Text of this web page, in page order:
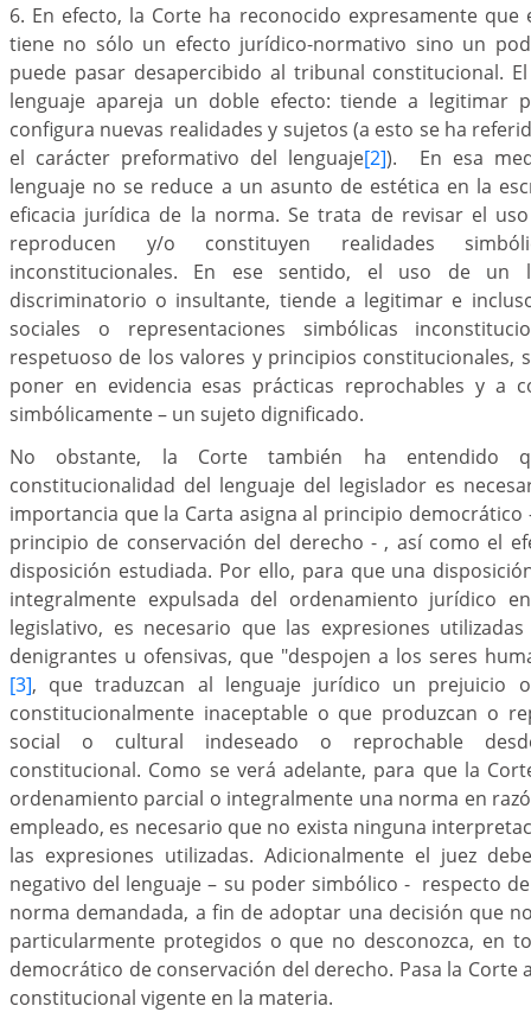
6. En efecto, la Corte ha reconocido expresamente que
tiene no sólo un efecto jurídico-normativo sino un
puede pasar desapercibido al tribunal constitucional.
lenguaje apareja un doble efecto: tiende a legitimar
configura nuevas realidades y sujetos (a esto se ha
el carácter preformativo del lenguaje[2]). En esa
lenguaje no se reduce a un asunto de estética en la
eficacia jurídica de la norma. Se trata de revisar el
reproducen y/o constituyen realidades
inconstitucionales. En ese sentido, el uso de un
discriminatorio o insultante, tiende a legitimar e
sociales o representaciones simbólicas
respetuoso de los valores y principios constitucionales,
poner en evidencia esas prácticas reprochables y a
simbólicamente – un sujeto dignificado.
No obstante, la Corte también ha entendido
constitucionalidad del lenguaje del legislador es
importancia que la Carta asigna al principio democrático
principio de conservación del derecho - , así como el
disposición estudiada. Por ello, para que una
integralmente expulsada del ordenamiento jurídico
legislativo, es necesario que las expresiones
denigrantes u ofensivas, que "despojen a los seres
[3], que traduzcan al lenguaje jurídico un prejuicio
constitucionalmente inaceptable o que produzcan o
social o cultural indeseado o reprochable
constitucional. Como se verá adelante, para que la
ordenamiento parcial o integralmente una norma en
empleado, es necesario que no exista ninguna
las expresiones utilizadas. Adicionalmente el juez
negativo del lenguaje – su poder simbólico - respecto
norma demandada, a fin de adoptar una decisión que
particularmente protegidos o que no desconozca, en
democrático de conservación del derecho. Pasa la
constitucional vigente en la materia.